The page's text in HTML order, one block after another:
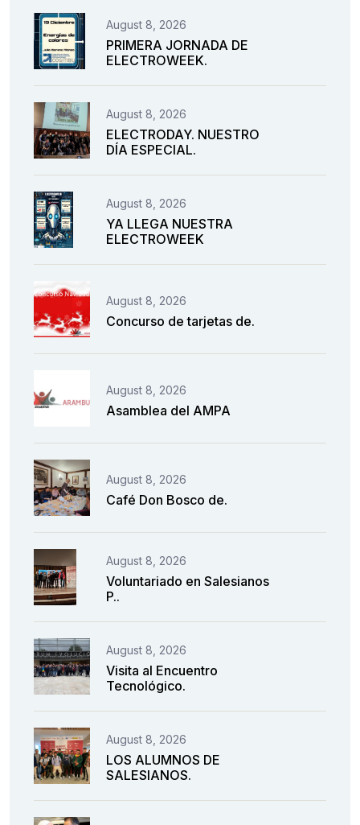
August 8, 2026
PRIMERA JORNADA DE
ELECTROWEEK.
August 8, 2026
ELECTRODAY. NUESTRO
DÍA ESPECIAL.
August 8, 2026
YA LLEGA NUESTRA
ELECTROWEEK
August 8, 2026
Concurso de tarjetas de.
August 8, 2026
Asamblea del AMPA
August 8, 2026
Café Don Bosco de.
August 8, 2026
Voluntariado en Salesianos
P..
August 8, 2026
Visita al Encuentro
Tecnológico.
August 8, 2026
LOS ALUMNOS DE
SALESIANOS.